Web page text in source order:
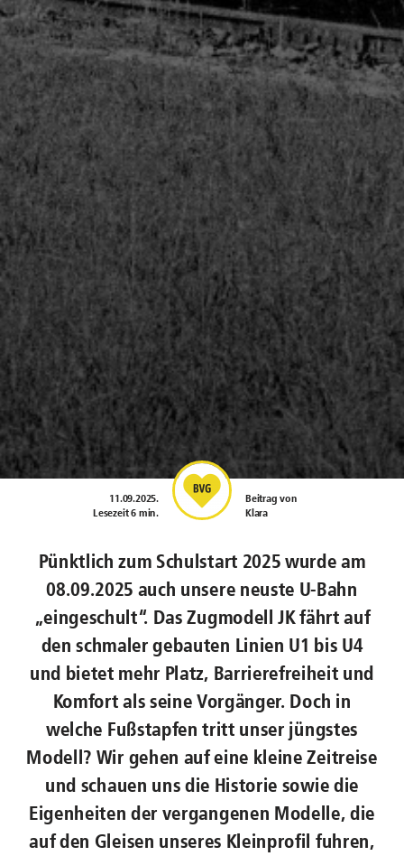
11.09.2025.
Lesezeit 6 min.
Beitrag von
Klara
Pünktlich zum Schulstart 2025 wurde am
08.09.2025 auch unsere neuste U-Bahn
„eingeschult“. Das Zugmodell JK fährt auf
den schmaler gebauten Linien U1 bis U4
und bietet mehr Platz, Barrierefreiheit und
Komfort als seine Vorgänger. Doch in
welche Fußstapfen tritt unser jüngstes
Modell? Wir gehen auf eine kleine Zeitreise
und schauen uns die Historie sowie die
Eigenheiten der vergangenen Modelle, die
auf den Gleisen unseres Kleinprofil fuhren,